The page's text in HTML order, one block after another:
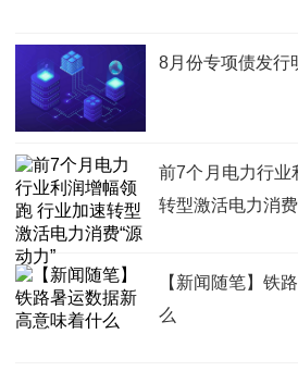
8月份专项债发行
前7个月电力行业
转型激活电力消费
【新闻随笔】铁
么